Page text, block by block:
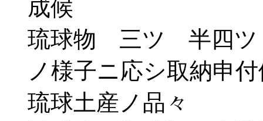
成候
琉球物 三ツ 半四ツ
ノ様子ニ応シ取納申付
琉球土産ノ品々